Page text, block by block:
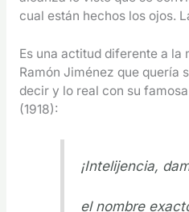
cual están hechos los ojos.
Es una actitud diferente a la
Ramón Jiménez que quería
decir y lo real con su
(1918):
¡Intelijencia,
el nombre